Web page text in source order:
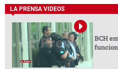
LA PRENSA VIDEOS
BCH